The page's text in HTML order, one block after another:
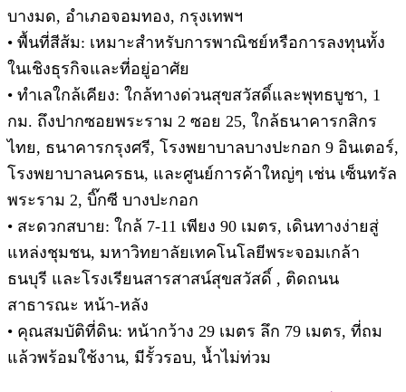
บางมด, อำเภอจอมทอง, กรุงเทพฯ
• พื้นที่สีส้ม: เหมาะสำหรับการพาณิชย์หรือการลงทุนทั้ง
ในเชิงธุรกิจและที่อยู่อาศัย
• ทำเลใกล้เคียง: ใกล้ทางด่วนสุขสวัสดิ์และพุทธบูชา, 1
กม. ถึงปากซอยพระราม 2 ซอย 25, ใกล้ธนาคารกสิกร
ไทย, ธนาคารกรุงศรี, โรงพยาบาลบางปะกอก 9 อินเตอร์,
โรงพยาบาลนครธน, และศูนย์การค้าใหญ่ๆ เช่น เซ็นทรัล
พระราม 2, บิ๊กซี บางปะกอก
• สะดวกสบาย: ใกล้ 7-11 เพียง 90 เมตร, เดินทางง่ายสู่
แหล่งชุมชน, มหาวิทยาลัยเทคโนโลยีพระจอมเกล้า
ธนบุรี และโรงเรียนสารสาสน์สุขสวัสดิ์ , ติดถนน
สาธารณะ หน้า-หลัง
• คุณสมบัติที่ดิน: หน้ากว้าง 29 เมตร ลึก 79 เมตร, ที่ถม
แล้วพร้อมใช้งาน, มีรั้วรอบ, น้ำไม่ท่วม